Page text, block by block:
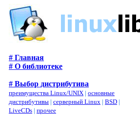
# Главная
# О библиотеке
# Выбор дистрибутива
преимущества Linux/UNIX | основные
дистрибутивы | серверный Linux | BSD |
LiveCDs | прочее